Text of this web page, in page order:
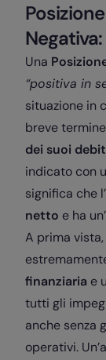
Una
“positiva in
situazione in
breve
dei suoi debit
indicato con
significa che
netto e ha
A prima vista,
finanziaria e
tutti gli
anche senza
operativi.